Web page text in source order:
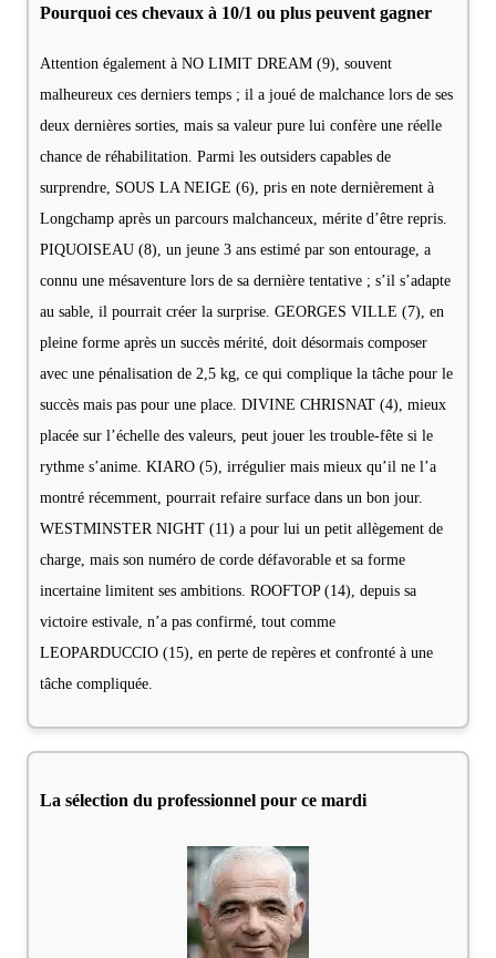
Pourquoi ces chevaux à 10/1 ou plus peuvent gagner
Attention également à NO LIMIT DREAM (9), souvent
malheureux ces derniers temps ; il a joué de malchance lors de ses
deux dernières sorties, mais sa valeur pure lui confère une réelle
chance de réhabilitation. Parmi les outsiders capables de
surprendre, SOUS LA NEIGE (6), pris en note dernièrement à
Longchamp après un parcours malchanceux, mérite d’être repris.
PIQUOISEAU (8), un jeune 3 ans estimé par son entourage, a
connu une mésaventure lors de sa dernière tentative ; s’il s’adapte
au sable, il pourrait créer la surprise. GEORGES VILLE (7), en
pleine forme après un succès mérité, doit désormais composer
avec une pénalisation de 2,5 kg, ce qui complique la tâche pour le
succès mais pas pour une place. DIVINE CHRISNAT (4), mieux
placée sur l’échelle des valeurs, peut jouer les trouble-fête si le
rythme s’anime. KIARO (5), irrégulier mais mieux qu’il ne l’a
montré récemment, pourrait refaire surface dans un bon jour.
WESTMINSTER NIGHT (11) a pour lui un petit allègement de
charge, mais son numéro de corde défavorable et sa forme
incertaine limitent ses ambitions. ROOFTOP (14), depuis sa
victoire estivale, n’a pas confirmé, tout comme
LEOPARDUCCIO (15), en perte de repères et confronté à une
tâche compliquée.
La sélection du professionnel pour ce mardi